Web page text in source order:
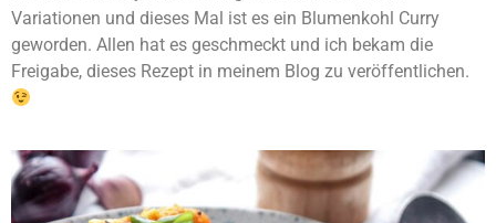
Variationen und dieses Mal ist es ein Blumenkohl Curry
geworden. Allen hat es geschmeckt und ich bekam die
Freigabe, dieses Rezept in meinem Blog zu veröffentlichen.